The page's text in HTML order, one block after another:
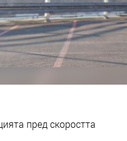
пред скоростта